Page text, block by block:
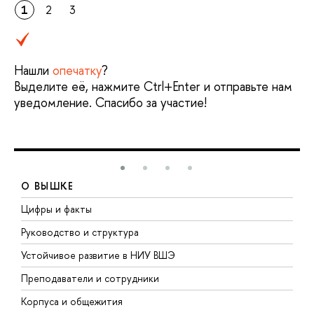
1 2 3
Нашли опечатку?
Выделите её, нажмите Ctrl+Enter и отправьте нам
уведомление. Спасибо за участие!
О ВЫШКЕ
Цифры и факты
Руководство и структура
Устойчивое развитие в НИУ ВШЭ
Преподаватели и сотрудники
Корпуса и общежития